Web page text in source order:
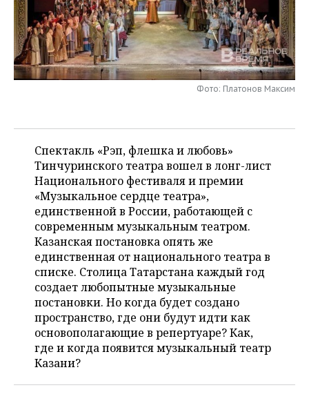
НЕФТЕХИМИЯ
НЕФТЬ
ОПК
РОЗНИЧНАЯ ТОРГОВЛЯ
ТРАНСПОРТ
НОВОСТИ ТЕХНОЛОГИЙ
IT
МЕРОПРИЯТИЯ
НОВОСТИ МЕРОПРИЯТИЙ
ONLINE-КОНФЕРЕНЦИИ
ОТКРЫТАЯ ЛЕКЦИЯ
СПОРТ
ХОККЕЙ
БАСКЕТБОЛ
ВОЛЕЙБОЛ
КИБЕРСПОРТ
ФИГУРНОЕ КАТАНИЕ
ВОДНЫЕ ВИДЫ СПОРТА
ХОККЕЙ С МЯЧОМ
ВЛАСТЬ
ИНФРАСТРУКТУРА
ИСТОРИЯ
КУЛЬТУРА
МЕДИЦИНА
ПРОИСШЕСТВИЯ
СЮЖЕТЫ
СПРАВОЧНИК
СПИСОК ПЕРСОН
СПИСОК КОМПАНИЙ
ПОЛНАЯ ВЕРСИЯ
Фото: Платонов Максим
Спектакль «Рэп, флешка и любовь»
Тинчуринского театра вошел в лонг-лист
Национального фестиваля и премии
«Музыкальное сердце театра»,
единственной в России, работающей с
современным музыкальным театром.
Казанская постановка опять же
единственная от национального театра в
списке. Столица Татарстана каждый год
создает любопытные музыкальные
постановки. Но когда будет создано
пространство, где они будут идти как
основополагающие в репертуаре? Как,
где и когда появится музыкальный театр
Казани?